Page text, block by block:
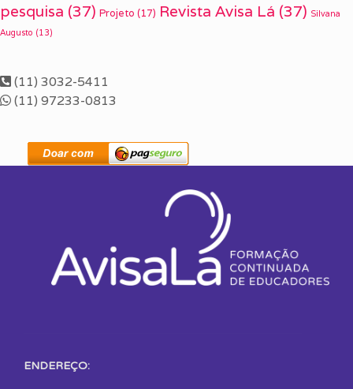
pesquisa (37) Projeto (17) Revista Avisa Lá (37) Silvana
Augusto (13)
(11) 3032-5411
(11) 97233-0813
ENDEREÇO: